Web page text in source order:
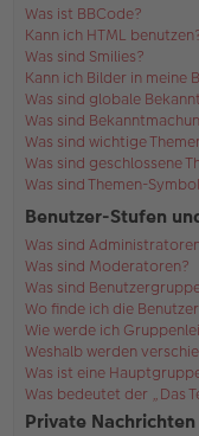
Was ist BBCode?
Kann ich HTML
Was sind Smilies?
Kann ich Bilder in meine
Was sind globale
Was sind
Was sind wichtige
Was sind geschlossene
Was sind Themen-
Benutzer-Stufen
Was sind
Was sind Moderatoren?
Was sind
Wo finde ich die
Wie werde ich
Weshalb werden
Was ist eine
Was bedeutet der „Das
Private Nachrichten